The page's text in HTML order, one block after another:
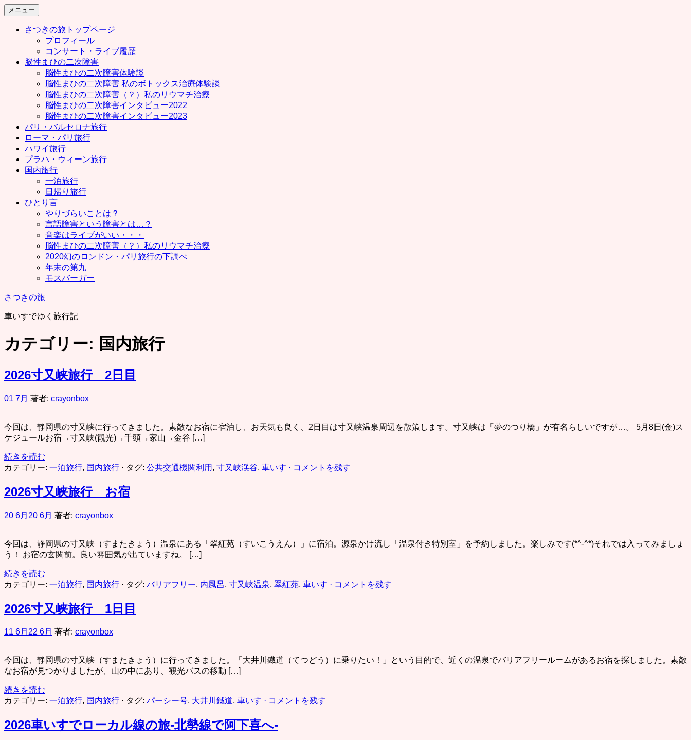
コ
ン
メニュー
さつきの旅トップページ
プロフィール
コンサート・ライブ履歴
脳性まひの二次障害
脳性まひの二次障害体験談
脳性まひの二次障害 私のボトックス治療体験談
脳性まひの二次障害（？）私のリウマチ治療
脳性まひの二次障害インタビュー2022
脳性まひの二次障害インタビュー2023
パリ・バルセロナ旅行
ローマ・パリ旅行
ハワイ旅行
プラハ・ウィーン旅行
国内旅行
一泊旅行
日帰り旅行
ひとり言
やりづらいことは？
言語障害という障害とは…？
音楽はライブがいい・・・
脳性まひの二次障害（？）私のリウマチ治療
2020幻のロンドン・パリ旅行の下調べ
年末の第九
モスバーガー
さつきの旅
車いすでゆく旅行記
カテゴリー: 国内旅行
2026寸又峡旅行 2日目
01 7月 著者: crayonbox
今回は、静岡県の寸又峡に行ってきました。素敵なお宿に宿泊し、お天気も良く、2日目は寸又峡温泉周辺を散策します。寸又峡は「夢のつり橋」が有名らしいですが…。 5月8日(金)ス
ケジュールお宿→寸又峡(観光)→千頭→家山→金谷 […]
続きを読む
カテゴリー: 一泊旅行, 国内旅行 · タグ: 公共交通機関利用 , 寸又峡渓谷, 車いす · コメントを残す
2026寸又峡旅行 お宿
20 6月 20 6月 著者: crayonbox
今回は、静岡県の寸又峡（すまたきょう）温泉にある「翠紅苑（すいこうえん）」に宿泊。源泉かけ流し「温泉付き特別室」を予約しました。楽しみです(*^-^*)それでは入ってみましょ
う！ お宿の玄関前。良い雰囲気が出ていますね。 […]
続きを読む
カテゴリー: 一泊旅行, 国内旅行 · タグ: バリアフリー, 内風呂, 寸又峡温泉, 翠紅苑, 車いす · コメントを残す
2026寸又峡旅行 1日目
11 6月 22 6月 著者: crayonbox
今回は、静岡県の寸又峡（すまたきょう）に行ってきました。「大井川鐡道（てつどう）に乗りたい！」という目的で、近くの温泉でバリアフリールームがあるお宿を探しました。素敵
なお宿が見つかりましたが、山の中にあり、観光バスの移動 […]
続きを読む
カテゴリー: 一泊旅行, 国内旅行 · タグ: パーシー号, 大井川鐡道, 車いす · コメントを残す
2026車いすでローカル線の旅-北勢線で阿下喜へ-